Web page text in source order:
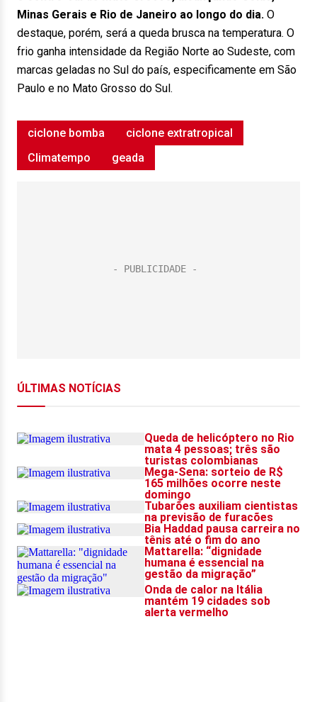
Minas Gerais e Rio de Janeiro ao longo do dia. O
destaque, porém, será a queda brusca na temperatura. O
frio ganha intensidade da Região Norte ao Sudeste, com
marcas geladas no Sul do país, especificamente em São
Paulo e no Mato Grosso do Sul.
ciclone bomba
ciclone extratropical
Climatempo
geada